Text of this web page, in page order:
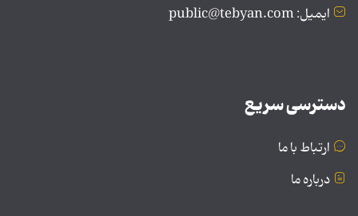
ایمیل: public@tebyan.com
دسترسی سریع
ارتباط با ما
درباره ما